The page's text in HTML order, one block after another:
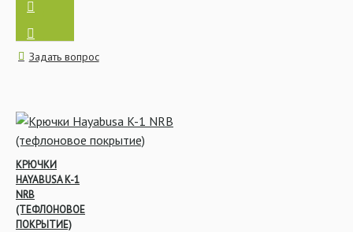
Задать вопрос
КРЮЧКИ
HAYABUSA K-1
NRB
(ТЕФЛОНОВОЕ
ПОКРЫТИЕ)